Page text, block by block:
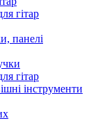
гітар
панелі
гітар
інструменти